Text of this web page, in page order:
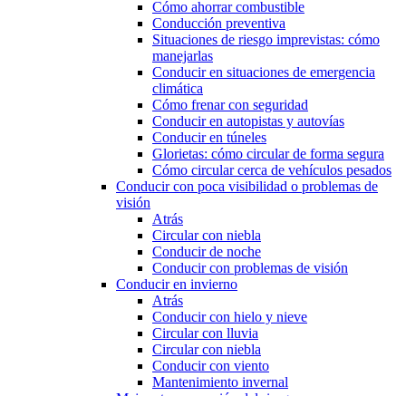
Cómo ahorrar combustible
Conducción preventiva
Situaciones de riesgo imprevistas: cómo
manejarlas
Conducir en situaciones de emergencia
climática
Cómo frenar con seguridad
Conducir en autopistas y autovías
Conducir en túneles
Glorietas: cómo circular de forma segura
Cómo circular cerca de vehículos pesados
Conducir con poca visibilidad o problemas de
visión
Atrás
Circular con niebla
Conducir de noche
Conducir con problemas de visión
Conducir en invierno
Atrás
Conducir con hielo y nieve
Circular con lluvia
Circular con niebla
Conducir con viento
Mantenimiento invernal